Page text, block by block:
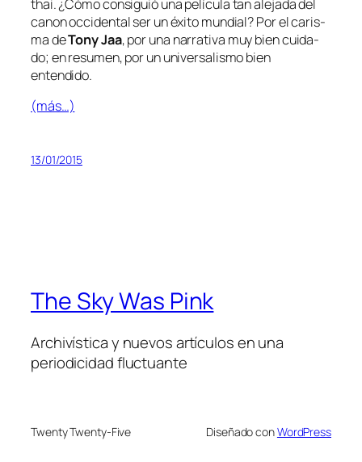
thai. ¿Cómo con­si­guió una pe­lí­cu­la tan ale­ja­da del
ca­non oc­ci­den­tal ser un éxi­to mun­dial? Por el ca­ris­
ma deTony Jaa, por una na­rra­ti­va muy bien cui­da­
do; en re­su­men, por un uni­ver­sa­lis­mo bien
entendido.
(más…)
13/01/2015
The Sky Was Pink
Archivística y nuevos artículos en una
periodicidad fluctuante
Twenty Twenty-Five Diseñado conWordPress